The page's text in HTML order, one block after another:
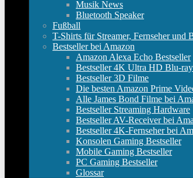
Musik News
Bluetooth Speaker
Fußball
T-Shirts für Streamer, Fernseher und
Bestseller bei Amazon
Amazon Alexa Echo Bestseller
Bestseller 4K Ultra HD Blu-
Bestseller 3D Filme
Die besten Amazon Prime
Alle James Bond Filme bei
Bestseller Streaming Hardware
Bestseller AV-Receiver bei
Bestseller 4K-Fernseher bei
Konsolen Gaming Bestseller
Mobile Gaming Bestseller
PC Gaming Bestseller
Glossar